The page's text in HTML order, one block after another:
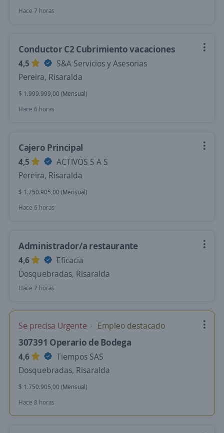
Hace 7 horas
Conductor C2 Cubrimiento vacaciones
4,5
S&A Servicios y Asesorias
Pereira, Risaralda
$ 1.999.999,00 (Mensual)
Hace 6 horas
Cajero Principal
4,5
ACTIVOS S A S
Pereira, Risaralda
$ 1.750.905,00 (Mensual)
Hace 6 horas
Administrador/a restaurante
4,6
Eficacia
Dosquebradas, Risaralda
Hace 7 horas
Se precisa Urgente Empleo destacado
307391 Operario de Bodega
4,6
Tiempos SAS
Dosquebradas, Risaralda
$ 1.750.905,00 (Mensual)
Hace 8 horas